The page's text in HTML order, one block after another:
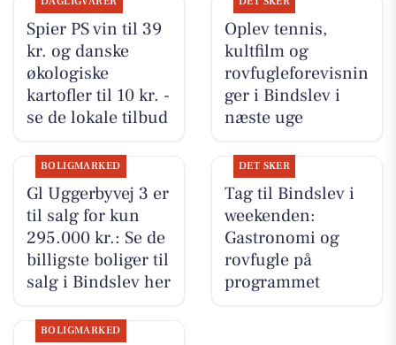
Spier PS vin til 39
kr. og danske
økologiske
kartofler til 10 kr. -
se de lokale tilbud
Oplev tennis,
kultfilm og
rovfugleforevisnin
ger i Bindslev i
næste uge
BOLIGMARKED
Gl Uggerbyvej 3 er
til salg for kun
295.000 kr.: Se de
billigste boliger til
salg i Bindslev her
DET SKER
Tag til Bindslev i
weekenden:
Gastronomi og
rovfugle på
programmet
BOLIGMARKED